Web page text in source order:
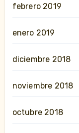
febrero 2019
enero 2019
diciembre 2018
noviembre 2018
octubre 2018